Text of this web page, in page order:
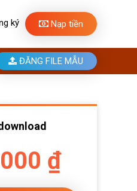
ký Nạp tiền
ĐĂNG FILE MẪU
₫